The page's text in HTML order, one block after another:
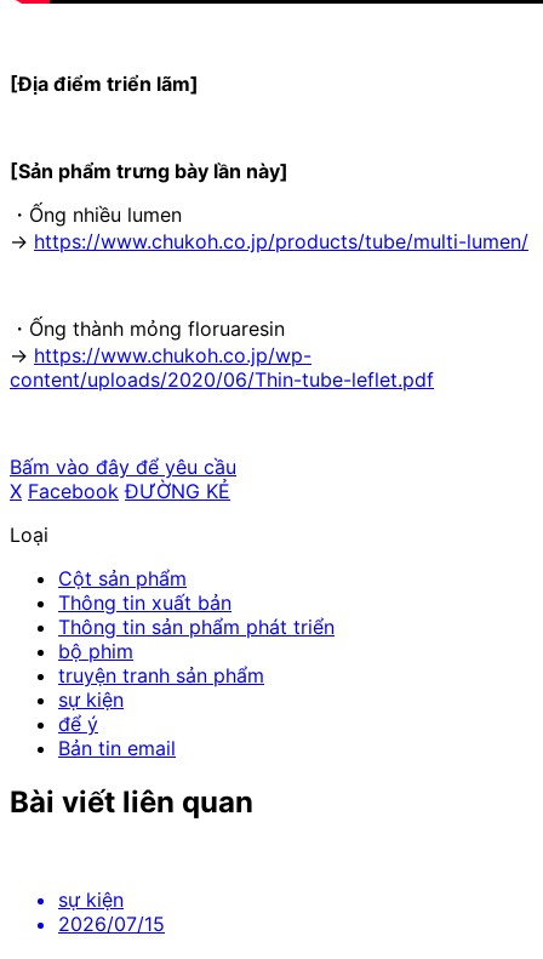
[Địa điểm triển lãm]
[Sản phẩm trưng bày lần này]
・Ống nhiều lumen
→ https://www.chukoh.co.jp/products/tube/multi-lumen/
・Ống thành mỏng floruaresin
→ https://www.chukoh.co.jp/wp-
content/uploads/2020/06/Thin-tube-leflet.pdf
Bấm vào đây để yêu cầu
X Facebook ​ ​ĐƯỜNG KẺ
Loại
Cột sản phẩm
Thông tin xuất bản
Thông tin sản phẩm phát triển
bộ phim
truyện tranh sản phẩm
sự kiện
để ý
Bản tin email
Bài viết liên quan
sự kiện
2026/07/15